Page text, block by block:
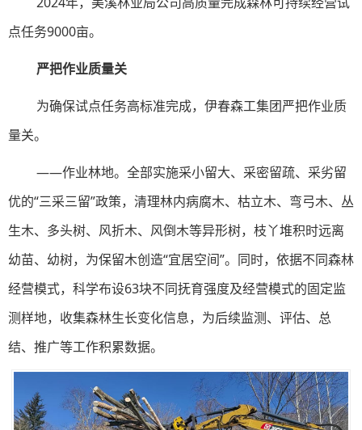
点任务9000亩。
严把作业质量关
为确保试点任务高标准完成，伊春森工集团严把作业质
量关。
——作业林地。全部实施采小留大、采密留疏、采劣留
优的“三采三留”政策，清理林内病腐木、枯立木、弯弓木、丛
生木、多头树、风折木、风倒木等异形树，枝丫堆积时远离
幼苗、幼树，为保留木创造“宜居空间”。同时，依据不同森林
经营模式，科学布设63块不同抚育强度及经营模式的固定监
测样地，收集森林生长变化信息，为后续监测、评估、总
结、推广等工作积累数据。